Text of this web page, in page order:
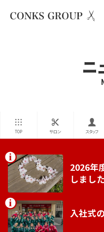
ニ
TOP サロン スタッフ
2026年
しまし
入社式